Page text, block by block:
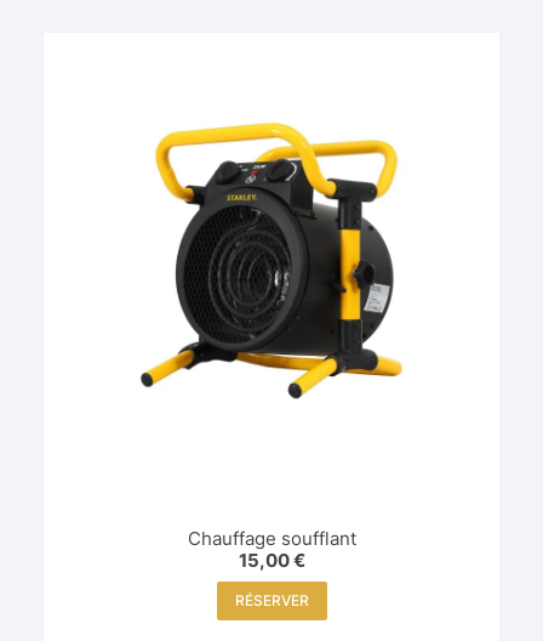
Chauffage soufflant
15,00€
RÉSERVER